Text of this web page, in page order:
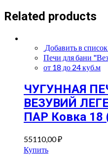
Related products
Добавить в
Печи для бани
от 18 до 24 куб.м
ЧУГУННАЯ
ВЕЗУВИЙ
ПАР Ковка 18
55110,00₽
Купить